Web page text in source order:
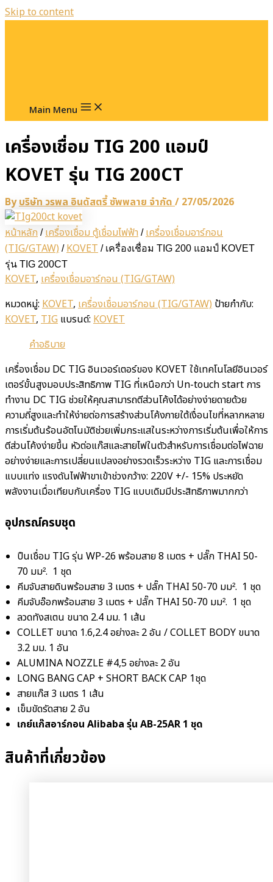
Skip to content
Main Menu
เครื่องเชื่อม TIG 200 แอมป์
KOVET รุ่น TIG 200CT
Byบริษัท วรพล อินดัสตรี้ ซัพพลาย จำกัด / 27/05/2026
หน้าหลัก / เครื่องเชื่อม ตู้เชื่อมไฟฟ้า / เครื่องเชื่อมอาร์กอน
(TIG/GTAW) / KOVET / เครื่องเชื่อม TIG 200 แอมป์ KOVET
รุ่น TIG 200CT
KOVET, เครื่องเชื่อมอาร์กอน (TIG/GTAW)
หมวดหมู่: KOVET, เครื่องเชื่อมอาร์กอน (TIG/GTAW) ป้ายกำกับ:
KOVET, TIG แบรนด์: KOVET
คำอธิบาย
เครื่องเชื่อม DC TIG อินเวอร์เตอร์ของ KOVET ใช้เทคโนโลยีอินเวอร์
เตอร์ขั้นสูงมอบประสิทธิภาพ TIG ที่เหนือกว่า Un-touch start การ
ทำงาน DC TIG ช่วยให้คุณสามารถตีส่วนโค้งได้อย่างง่ายดายด้วย
ความถี่สูงและทำให้ง่ายต่อการสร้างส่วนโค้งภายใต้เงื่อนไขที่หลากหลาย
การเริ่มต้นร้อนอัตโนมัติช่วยเพิ่มกระแสในระหว่างการเริ่มต้นเพื่อให้การ
ตีส่วนโค้งง่ายขึ้น หัวต่อแก๊สและสายไฟในตัวสำหรับการเชื่อมต่อไฟฉาย
อย่างง่ายและการเปลี่ยนแปลงอย่างรวดเร็วระหว่าง TIG และการเชื่อม
แบบแท่ง แรงดันไฟฟ้าขาเข้าช่วงกว้าง: 220V +/- 15% ประหยัด
พลังงานเมื่อเทียบกับเครื่อง TIG แบบเดิมมีประสิทธิภาพมากกว่า
อุปกรณ์ครบชุด
ปืนเชื่อม TIG รุ่น WP-26 พร้อมสาย 8 เมตร + ปลั๊ก THAI 50-
70 มม². 1 ชุด
คีมจับสายดินพร้อมสาย 3 เมตร + ปลั๊ก THAI 50-70 มม². 1 ชุด
คีมจับอ๊อกพร้อมสาย 3 เมตร + ปลั๊ก THAI 50-70 มม². 1 ชุด
ลวดทังสเตน ขนาด 2.4 มม. 1 เส้น
COLLET ขนาด 1.6,2.4 อย่างละ 2 อัน / COLLET BODY ขนาด
3.2 มม. 1 อัน
ALUMINA NOZZLE #4,5 อย่างละ 2 อัน
LONG BANG CAP + SHORT BACK CAP 1ชุด
สายแก๊ส 3 เมตร 1 เส้น
เข็มขัดรัดสาย 2 อัน
เกย์แก๊สอาร์กอน Alibaba รุ่น AB-25AR 1 ชุด
สินค้าที่เกี่ยวข้อง